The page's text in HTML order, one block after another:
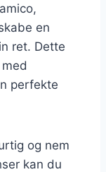
en
ret. Dette
perfekte
og nem
kan du